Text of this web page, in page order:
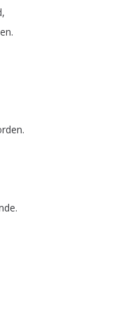
,
.
.
.